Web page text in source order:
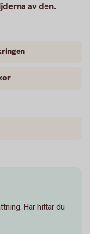
av den.
Här hittar du